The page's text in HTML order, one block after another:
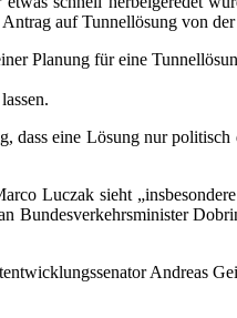
auf Tunnellösung von
Planung für eine
dass eine Lösung nur
Luczak sieht
Bundesverkehrsminister
Andreas